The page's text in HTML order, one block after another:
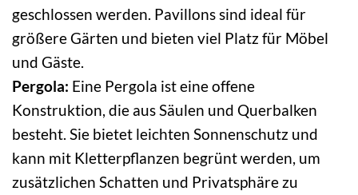
geschlossen werden. Pavillons sind ideal für
größere Gärten und bieten viel Platz für Möbel
und Gäste.
Pergola: Eine Pergola ist eine offene
Konstruktion, die aus Säulen und Querbalken
besteht. Sie bietet leichten Sonnenschutz und
kann mit Kletterpflanzen begrünt werden, um
zusätzlichen Schatten und Privatsphäre zu